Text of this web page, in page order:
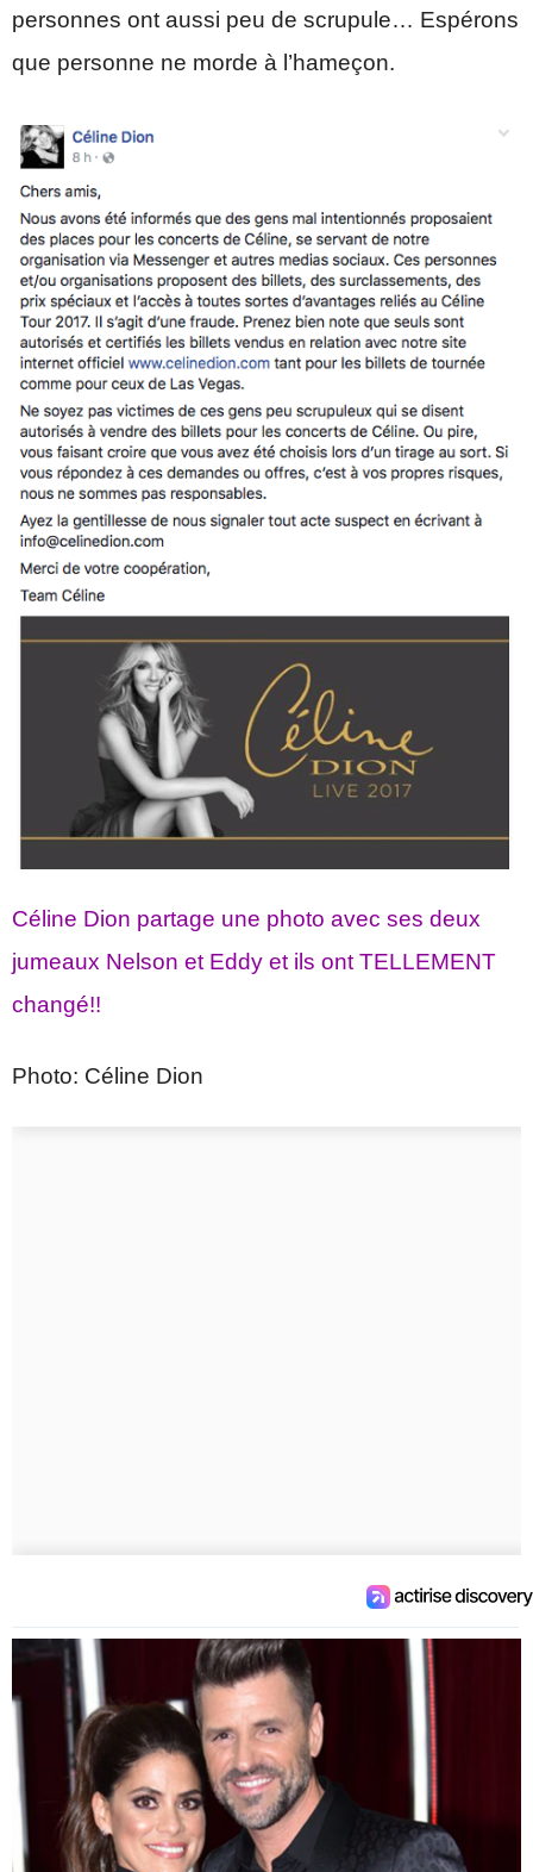
personnes ont aussi peu de scrupule… Espérons
que personne ne morde à l’hameçon.
Céline Dion partage une photo avec ses deux
jumeaux Nelson et Eddy et ils ont TELLEMENT
changé!!
Photo: Céline Dion